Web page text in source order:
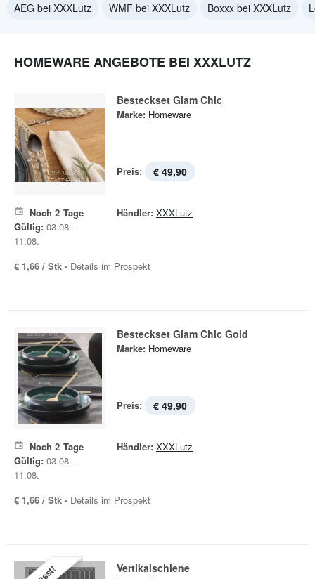
AEG bei XXXLutz
WMF bei XXXLutz Boxxx bei XXXLutz
HOMEWARE ANGEBOTE BEI XXXLUTZ
Besteckset Glam Chic
Marke: Homeware
Preis: € 49,90
Noch 2 Tage
Gültig: 03.08. -
11.08.
Händler: XXXLutz
€ 1,66 / Stk - Details im Prospekt
Besteckset Glam Chic Gold
Marke: Homeware
Preis: € 49,90
Noch 2 Tage
Gültig: 03.08. -
11.08.
Händler: XXXLutz
€ 1,66 / Stk - Details im Prospekt
Vertikalschiene